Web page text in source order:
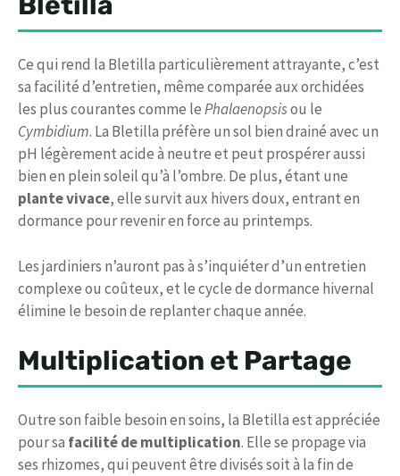
Ce qui rend la Bletilla particulièrement attrayante, c’est
sa facilité d’entretien, même comparée aux orchidées
les plus courantes comme lePhalaenopsisou le
Cymbidium. La Bletilla préfère un sol bien drainé avec un
pH légèrement acide à neutre et peut prospérer aussi
bien en plein soleil qu’à l’ombre. De plus, étant une
plante vivace, elle survit aux hivers doux, entrant en
dormance pour revenir en force au printemps.
Les jardiniers n’auront pas à s’inquiéter d’un entretien
complexe ou coûteux, et le cycle de dormance hivernal
élimine le besoin de replanter chaque année.
Multiplication et Partage
Outre son faible besoin en soins, la Bletilla est appréciée
pour sa facilité de multiplication. Elle se propage via
ses rhizomes, qui peuvent être divisés soit à la fin de